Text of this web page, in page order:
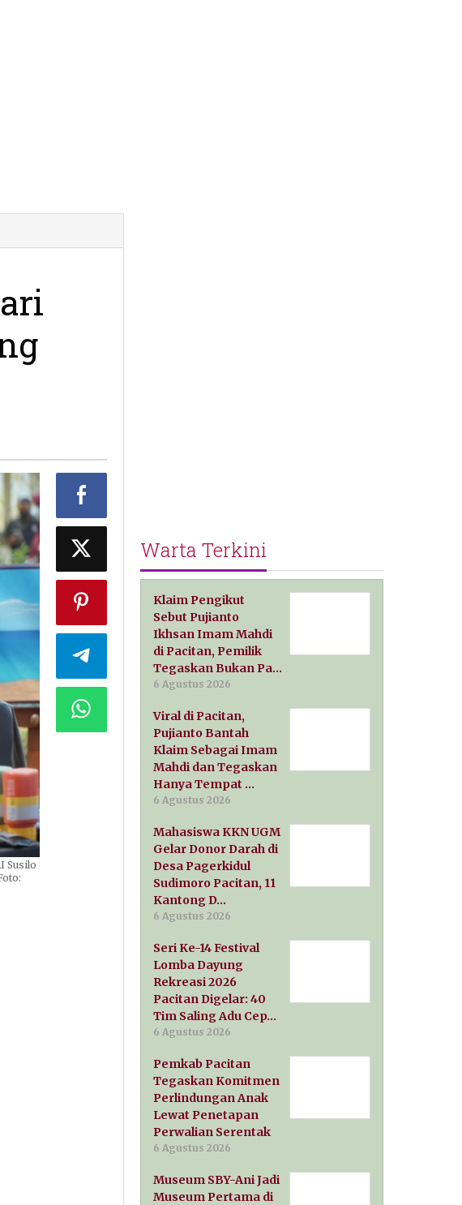
Susilo
Warta Terkini
Klaim Pengikut
Sebut Pujianto
Ikhsan Imam Mahdi
di Pacitan, Pemilik
Tegaskan Bukan Pa…
6 Agustus 2026
Viral di Pacitan,
Pujianto Bantah
Klaim Sebagai Imam
Mahdi dan Tegaskan
Hanya Tempat …
6 Agustus 2026
Mahasiswa KKN UGM
Gelar Donor Darah di
Desa Pagerkidul
Sudimoro Pacitan, 11
Kantong D…
6 Agustus 2026
Seri Ke-14 Festival
Lomba Dayung
Rekreasi 2026
Pacitan Digelar: 40
Tim Saling Adu Cep…
6 Agustus 2026
Pemkab Pacitan
Tegaskan Komitmen
Perlindungan Anak
Lewat Penetapan
Perwalian Serentak
6 Agustus 2026
Museum SBY-Ani Jadi
Museum Pertama di